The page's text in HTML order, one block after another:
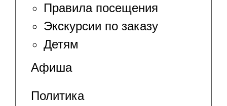
Правила посещения
Экскурсии по заказу
Детям
Афиша
Политика